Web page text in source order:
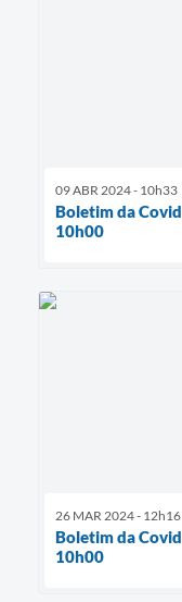
09 ABR 2024 - 10h33
Boletim da
10h00
26 MAR 2024 - 12h16
Boletim da
10h00